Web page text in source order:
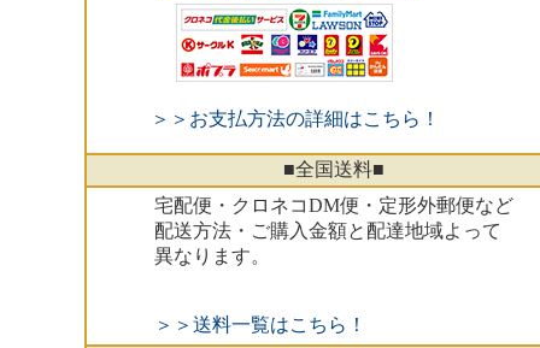
＞＞お支払方法の詳細はこちら！
■全国送料■
宅配便・クロネコDM便・定形外郵便など
配送方法・ご購入金額と配達地域よって
異なります。
＞＞送料一覧はこちら！